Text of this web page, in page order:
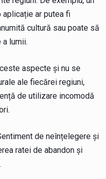
ar putea fi
cultură sau poate să
lumii.
aspecte și nu se
ale fiecărei regiuni,
de utilizare incomodă
de neînțelegere și
ratei de abandon și